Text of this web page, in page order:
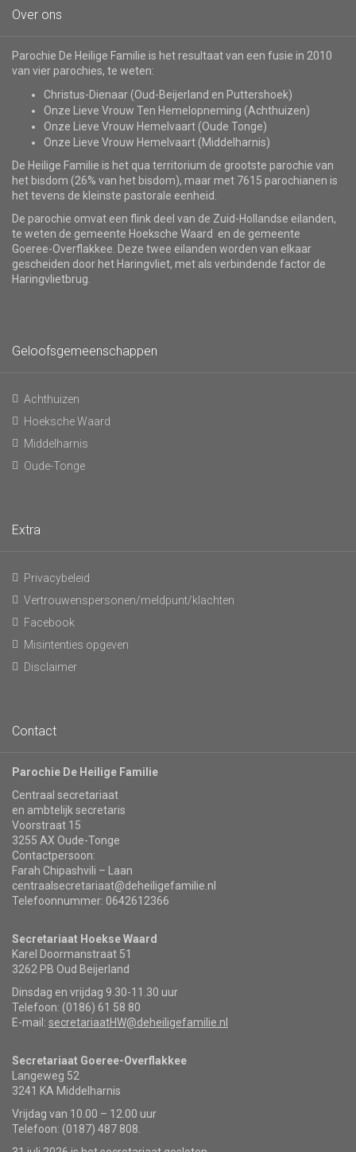
Over ons
Parochie De Heilige Familie is het resultaat van een fusie in 2010
van vier parochies, te weten:
Christus-Dienaar (Oud-Beijerland en Puttershoek)
Onze Lieve Vrouw Ten Hemelopneming (Achthuizen)
Onze Lieve Vrouw Hemelvaart (Oude Tonge)
Onze Lieve Vrouw Hemelvaart (Middelharnis)
De Heilige Familie is het qua territorium de grootste parochie van
het bisdom (26% van het bisdom), maar met 7615 parochianen is
het tevens de kleinste pastorale eenheid.
De parochie omvat een flink deel van de Zuid-Hollandse eilanden,
te weten de gemeente Hoeksche Waard en de gemeente
Goeree-Overflakkee. Deze twee eilanden worden van elkaar
gescheiden door het Haringvliet, met als verbindende factor de
Haringvlietbrug.
Geloofsgemeenschappen
Achthuizen
Hoeksche Waard
Middelharnis
Oude-Tonge
Extra
Privacybeleid
Vertrouwenspersonen/meldpunt/klachten
Facebook
Misintenties opgeven
Disclaimer
Contact
Parochie De Heilige Familie
Centraal secretariaat
en ambtelijk secretaris
Voorstraat 15
3255 AX Oude-Tonge
Contactpersoon:
Farah Chipashvili – Laan
centraalsecretariaat@deheiligefamilie.nl
Telefoonnummer: 0642612366
Secretariaat Hoekse Waard
Karel Doormanstraat 51
3262 PB Oud Beijerland
Dinsdag en vrijdag 9.30-11.30 uur
Telefoon: (0186) 61 58 80
E-mail: secretariaatHW@deheiligefamilie.nl
Secretariaat Goeree-Overflakkee
Langeweg 52
3241 KA Middelharnis
Vrijdag van 10.00 – 12.00 uur
Telefoon: (0187) 487 808.